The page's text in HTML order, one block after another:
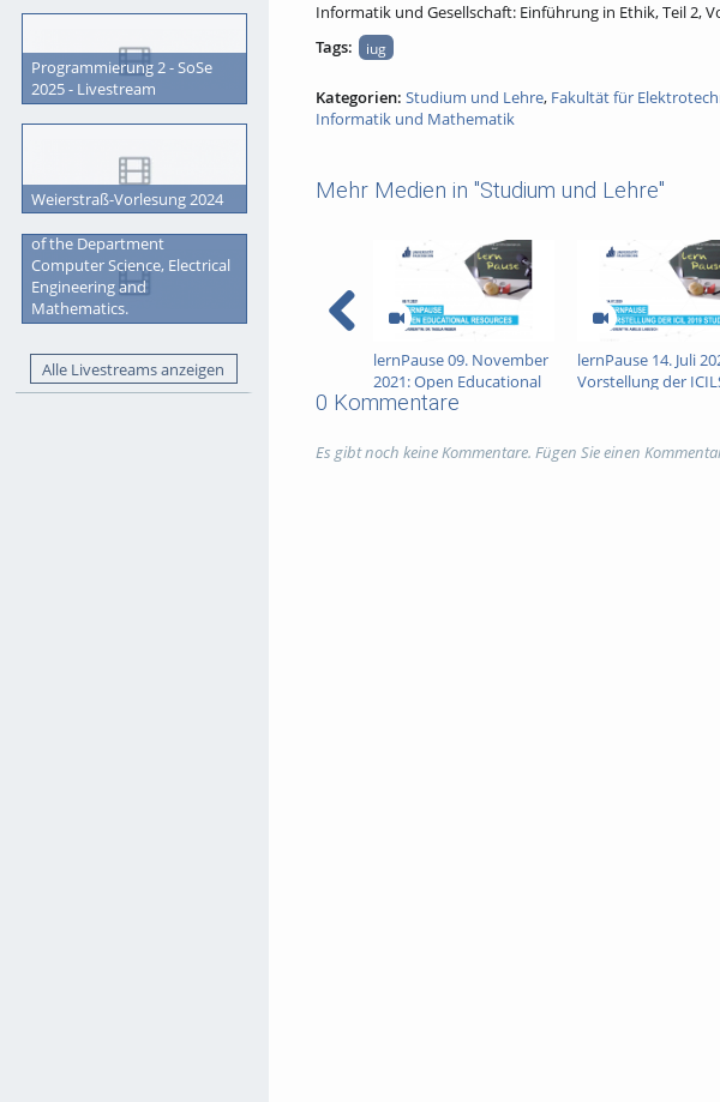
Programmierung 2 - SoSe
2025 - Livestream
Weierstraß-Vorlesung 2024
of the Department
Computer Science, Electrical
Engineering and
Mathematics.
Alle Livestreams anzeigen
Informatik und Gesellschaft: Einführung in Ethik, Teil 2,
Tags:
iug
Kategorien: Studium und Lehre, Fakultät für
Informatik und Mathematik
Mehr Medien in "Studium und Lehre"
lernPause 09. November
2021: Open Educational
Resources (OER)
lernPause 14. Juli
Vorstellung der
Schülerinnen und
0 Kommentare
Es gibt noch keine Kommentare. Fügen Sie einen